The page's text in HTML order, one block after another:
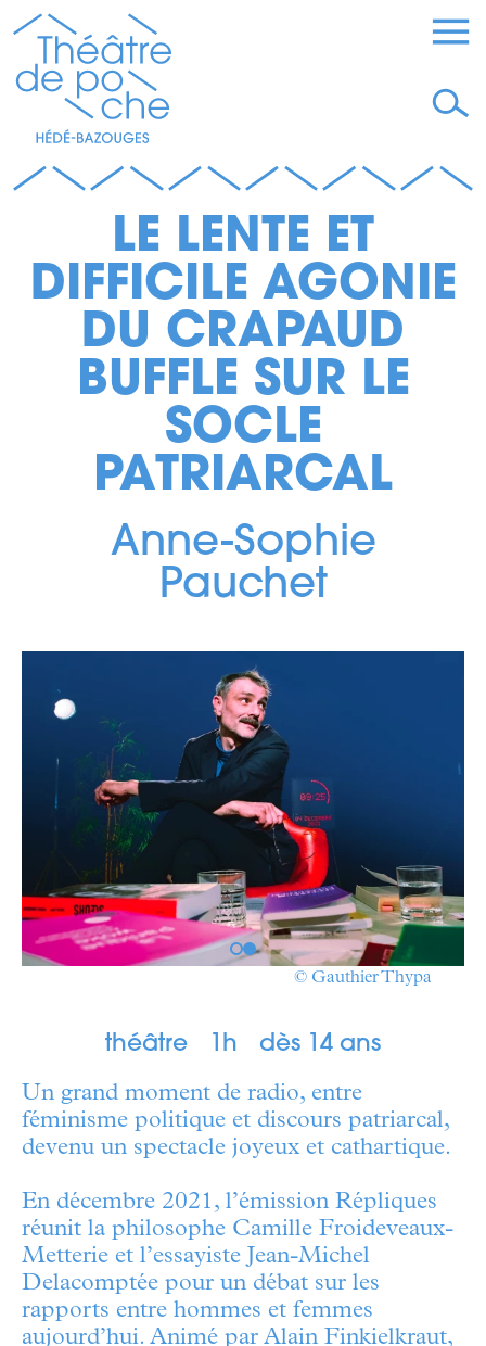
© Gauthier Thypa
LE LENTE ET
DIFFICILE AGONIE
DU CRAPAUD
BUFFLE SUR LE
SOCLE
PATRIARCAL
Anne-Sophie
Pauchet
théâtre 1h
dès 14 ans
Un grand moment de radio, entre
féminisme politique et discours patriarcal,
devenu un spectacle joyeux et cathartique.
En décembre 2021, l’émission Répliques
réunit la philosophe Camille Froideveaux-
Metterie et l’essayiste Jean-Michel
Delacomptée pour un débat sur les
rapports entre hommes et femmes
aujourd’hui. Animé par Alain Finkielkraut,